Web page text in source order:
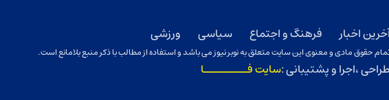
اخبار فرهنگ و اجتماع سیاسی ورزشی
حقوق مادی و معنوی این سایت متعلق به نوبر نیوز می باشد و استفاده از مطالب با ذکر منبع بلامانع است.
طراحی ،اجرا و پشتیبانی :سایت فـــــــــا